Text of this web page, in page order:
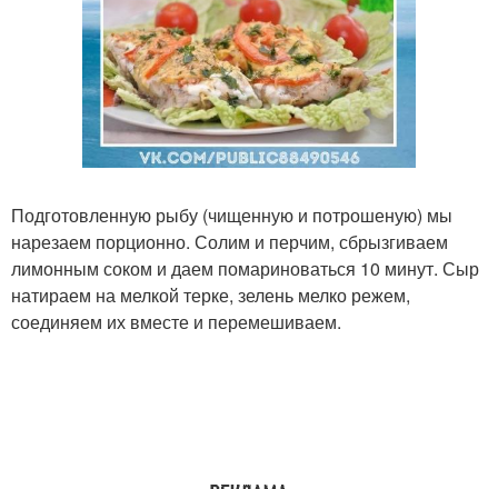
Подготовленную рыбу (чищенную и потрошеную) мы
нарезаем порционно. Солим и перчим, сбрызгиваем
лимонным соком и даем помариноваться 10 минут. Сыр
натираем на мелкой терке, зелень мелко режем,
соединяем их вместе и перемешиваем.